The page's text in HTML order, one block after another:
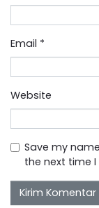
Email *
Website
Save my
the next time